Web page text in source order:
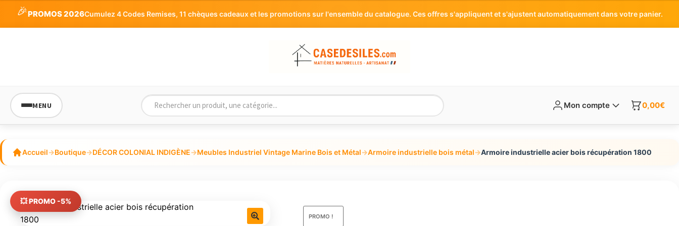
🎉PROMOS 2026Cumulez 4 Codes Remises, 11 chèques cadeaux et les promotions sur l'ensemble du catalogue. Ces offres s'appliquent et s'ajustent automatiquement dans votre panier.
MENU Mon compte 0,00€
Accueil→Boutique→DÉCOR COLONIAL INDIGÈNE→Meubles Industriel Vintage Marine Bois et Métal→Armoire industrielle bois métal→Armoire industrielle acier bois récupération 1800
PROMO !
💥 PROMO -5%
était :
est :